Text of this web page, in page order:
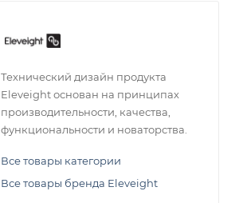
Технический дизайн продукта
Eleveight основан на принципах
производительности, качества,
функциональности и новаторства.
Все товары категории
Все товары бренда Eleveight